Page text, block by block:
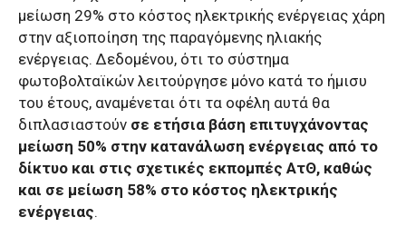
μείωση 29% στο κόστος ηλεκτρικής ενέργειας χάρη
στην αξιοποίηση της παραγόμενης ηλιακής
ενέργειας. Δεδομένου, ότι το σύστημα
φωτοβολταϊκών λειτούργησε μόνο κατά το ήμισυ
του έτους, αναμένεται ότι τα οφέλη αυτά θα
διπλασιαστούν σε ετήσια βάση επιτυγχάνοντας
μείωση 50% στην κατανάλωση ενέργειας από το
δίκτυο και στις σχετικές εκπομπές ΑτΘ, καθώς
και σε μείωση 58% στο κόστος ηλεκτρικής
ενέργειας.